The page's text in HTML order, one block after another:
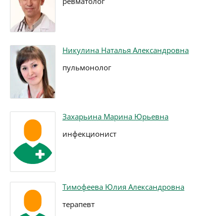
Никулина Наталья Александровна
пульмонолог
Захарьина Марина Юрьевна
инфекционист
Тимофеева Юлия Александровна
терапевт